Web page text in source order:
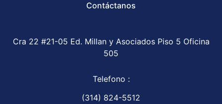
Contáctanos
Cra 22 #21-05 Ed. Millan y Asociados Piso 5 Oficina
505
Telefono :
(314) 824-5512